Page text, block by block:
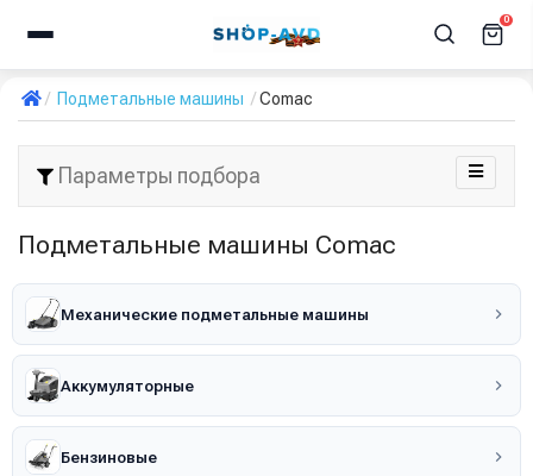
0
Подметальные машины Comac
Параметры подбора
Подметальные машины Comac
Механические подметальные машины
Аккумуляторные
Бензиновые